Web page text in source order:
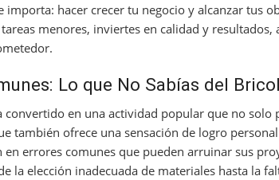
importa: hacer crecer tu negocio y alcanzar tus
menores, inviertes en calidad y
Lo que No Sabías del
convertido en una actividad popular que no solo
también ofrece una sensación de logro
en errores comunes que pueden arruinar sus
la elección inadecuada de materiales hasta la